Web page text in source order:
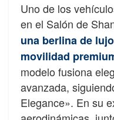
Uno de los
en el Salón de
una berlina de
movilidad
modelo fusiona
avanzada,
Elegance». En su